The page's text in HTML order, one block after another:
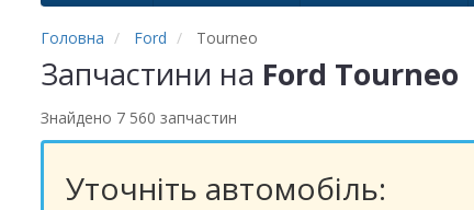
Головна Ford Tourneo
Запчастини на Ford Tourneo
Знайдено 7 560 запчастин
Уточніть автомобіль: